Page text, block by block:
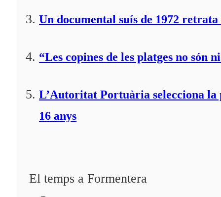
Un documental suís de 1972
“Les copines de les platges no
L’Autoritat Portuària selecciona
16 anys
El temps a Formentera